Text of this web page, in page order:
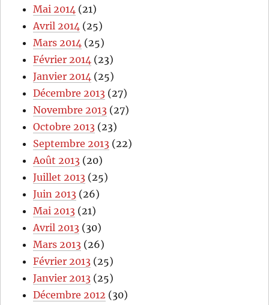
Mai 2014 (21)
Avril 2014 (25)
Mars 2014 (25)
Février 2014 (23)
Janvier 2014 (25)
Décembre 2013 (27)
Novembre 2013 (27)
Octobre 2013 (23)
Septembre 2013 (22)
Août 2013 (20)
Juillet 2013 (25)
Juin 2013 (26)
Mai 2013 (21)
Avril 2013 (30)
Mars 2013 (26)
Février 2013 (25)
Janvier 2013 (25)
Décembre 2012 (30)